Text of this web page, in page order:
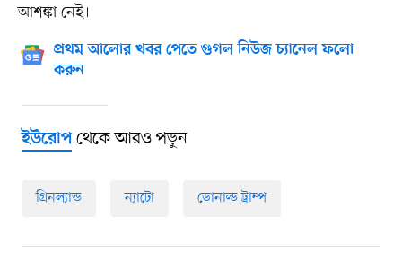
আশঙ্কা নেই।
প্রথম আলোর খবর পেতে গুগল নিউজ চ্যানেল ফলো
করুন
ইউরোপথেকে আরও পড়ুন
গ্রিনল্যান্ড ন্যাটো ডোনাল্ড ট্রাম্প